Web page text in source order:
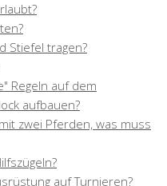
Stiefel tragen?
Regeln auf dem
aufbauen?
zwei Pferden, was muss
auf Turnieren?